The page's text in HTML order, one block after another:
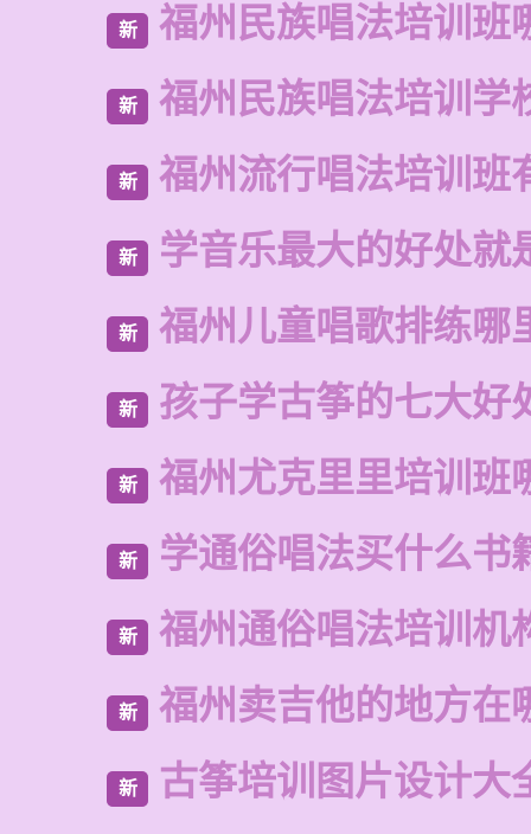
新 福州民族唱法培训班
新 福州民族唱法培训学
新 福州流行唱法培训班
新 学音乐最大的好处就
新 福州儿童唱歌排练哪
新 孩子学古筝的七大好
新 福州尤克里里培训班
新 学通俗唱法买什么书
新 福州通俗唱法培训机
新 福州卖吉他的地方在
新 古筝培训图片设计大